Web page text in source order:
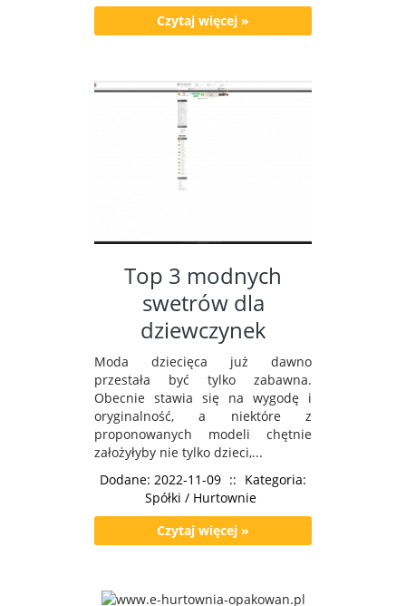
Czytaj więcej »
Top 3 modnych
swetrów dla
dziewczynek
Moda dziecięca już dawno
przestała być tylko zabawna.
Obecnie stawia się na wygodę i
oryginalność, a niektóre z
proponowanych modeli chętnie
założyłyby nie tylko dzieci,...
Dodane: 2022-11-09 :: Kategoria:
Spółki / Hurtownie
Czytaj więcej »